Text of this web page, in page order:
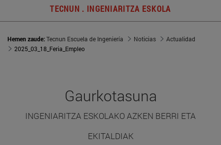
TECNUN . INGENIARITZA ESKOLA
Hemen zaude:Tecnun Escuela de Ingeniería Noticias
Actualidad
2025_03_18_Feria_Empleo
Gaurkotasuna
INGENIARITZA ESKOLAKO AZKEN BERRI ETA
EKITALDIAK